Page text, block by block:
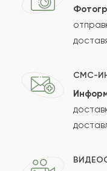
Сколько будет
Отзыв будет
Проверяем на
СМС-